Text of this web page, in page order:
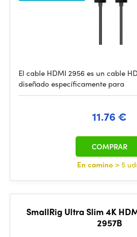
El cable HDMI 2956 es un cable
diseñado específicamente para
11.76 €
En camino > 5
COMPRAR
SmallRig Ultra Slim 4K
2957B